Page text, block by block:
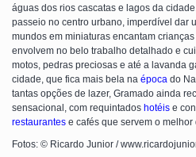
águas dos rios cascatas e lagos da
passeio no centro urbano, imperdível dar
mundos em miniaturas encantam
envolvem no belo trabalho detalhado e
motos, pedras preciosas e até a lavanda
cidade, que fica mais bela na época do
tantas opções de lazer, Gramado ainda
sensacional, com requintados hotéis e
restaurantes e cafés que servem o
Fotos: © Ricardo Junior /